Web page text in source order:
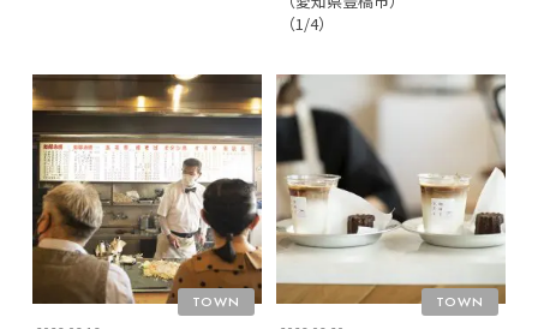
（1/4）
TOWN TOWN